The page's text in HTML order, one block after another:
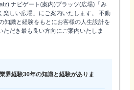
ナビゲート(案内)プラッツ(広場)「み
楽しい広場」にご案内いたします。 不動
知識と経験をもとにお客様の人生設計を
ただき最も良い方向にご案内いたしま
界経験30年の知識と経験がありま